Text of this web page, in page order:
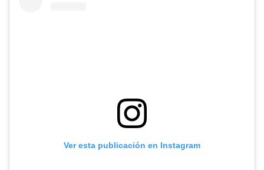
Ver esta publicación en Instagram